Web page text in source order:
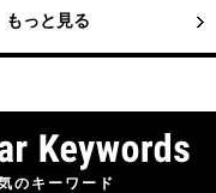
もっと見る
のキーワード